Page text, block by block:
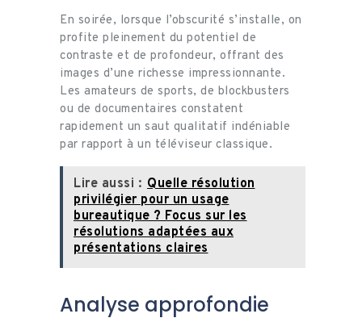
En soirée, lorsque l’obscurité s’installe, on
profite pleinement du potentiel de
contraste et de profondeur, offrant des
images d’une richesse impressionnante.
Les amateurs de sports, de blockbusters
ou de documentaires constatent
rapidement un saut qualitatif indéniable
par rapport à un téléviseur classique.
Lire aussi : Quelle résolution
privilégier pour un usage
bureautique ? Focus sur les
résolutions adaptées aux
présentations claires
Analyse approfondie